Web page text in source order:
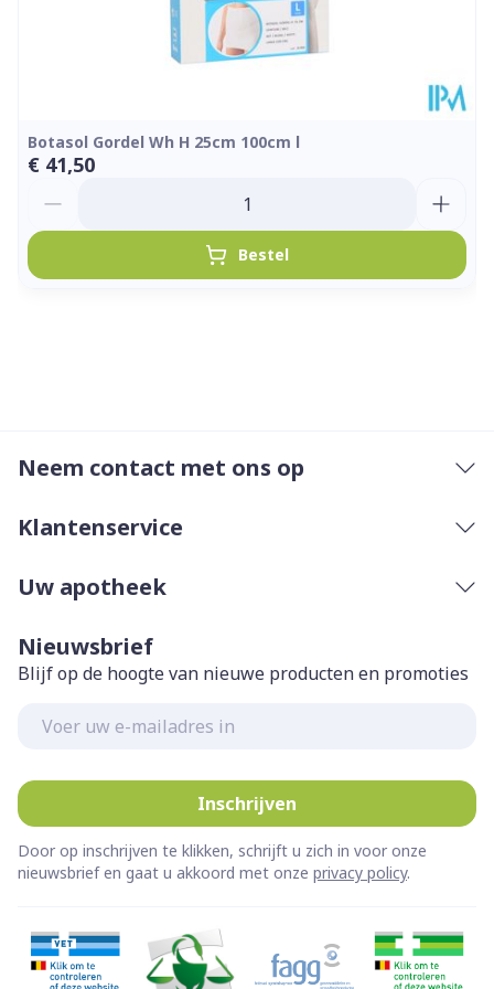
Botasol Gordel Wh H 25cm 100cm l
€ 41,50
Bestel
Neem contact met ons op
Klantenservice
Uw apotheek
Nieuwsbrief
Blijf op de hoogte van nieuwe producten en promoties
Inschrijven
Door op inschrijven te klikken, schrijft u zich in voor onze
nieuwsbrief en gaat u akkoord met onze privacy policy.